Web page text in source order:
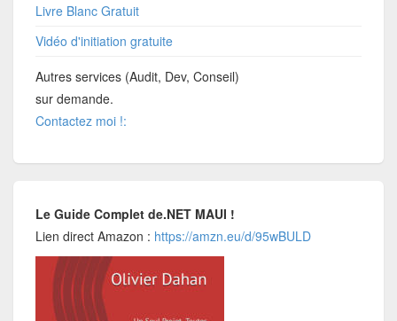
Livre Blanc Gratuit
Vidéo d'initiation gratuite
Autres services (Audit, Dev, Conseil)
sur demande.
Contactez moi !:
Le Guide Complet de.NET MAUI !
Lien direct Amazon : https://amzn.eu/d/95wBULD